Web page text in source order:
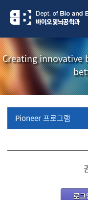
Creating innovative
Pioneer 프로그램
로그